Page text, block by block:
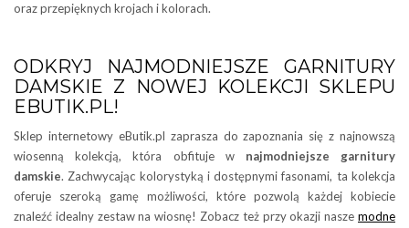
oraz przepięknych krojach i kolorach.
ODKRYJ NAJMODNIEJSZE GARNITURY
DAMSKIE Z NOWEJ KOLEKCJI SKLEPU
EBUTIK.PL!
Sklep internetowy eButik.pl zaprasza do zapoznania się z najnowszą
wiosenną kolekcją, która obfituje w najmodniejsze garnitury
damskie. Zachwycając kolorystyką i dostępnymi fasonami, ta kolekcja
oferuje szeroką gamę możliwości, które pozwolą każdej kobiecie
znaleźć idealny zestaw na wiosnę! Zobacz też przy okazji nasze modne